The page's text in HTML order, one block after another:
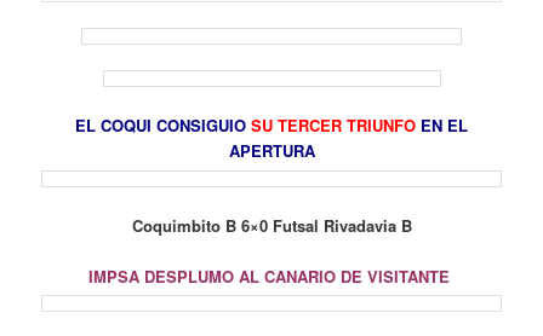
EL COQUI CONSIGUIO SU TERCER TRIUNFO EN EL
APERTURA
Coquimbito B 6×0 Futsal Rivadavia B
IMPSA DESPLUMO AL CANARIO DE VISITANTE